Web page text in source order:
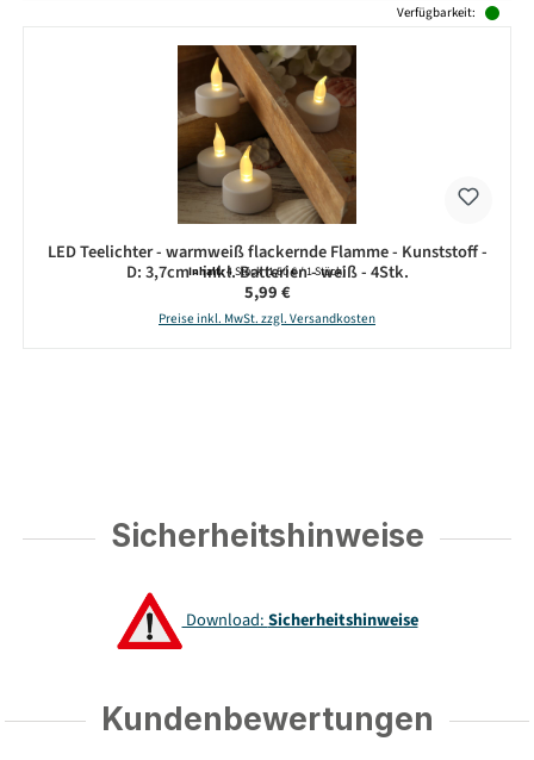
Verfügbarkeit:
LED Teelichter - warmweiß flackernde Flamme - Kunststoff -
D: 3,7cm - inkl. Batterien - weiß - 4Stk.
Inhalt:4 Stück(1,50 € / 1 Stück)
Regulärer Preis:
5,99 €
Preise inkl. MwSt. zzgl. Versandkosten
Sicherheitshinweise
Download:Sicherheitshinweise
Kundenbewertungen